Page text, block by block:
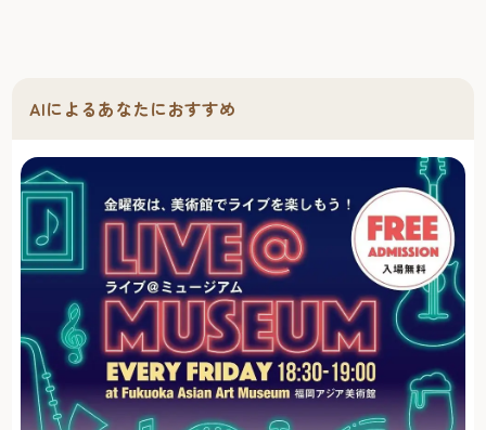
AIによるあなたにおすすめ